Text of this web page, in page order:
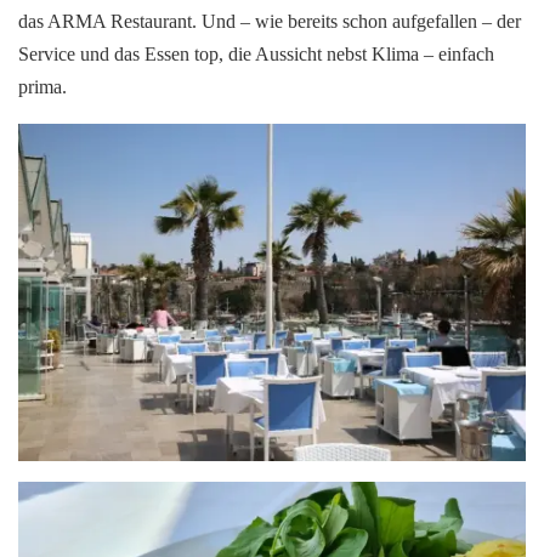
das ARMA Restaurant. Und – wie bereits schon aufgefallen – der
Service und das Essen top, die Aussicht nebst Klima – einfach
prima.